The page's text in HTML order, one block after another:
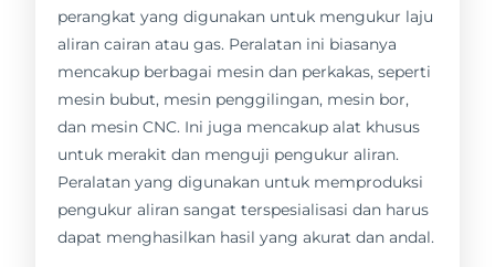
perangkat yang digunakan untuk mengukur laju
aliran cairan atau gas. Peralatan ini biasanya
mencakup berbagai mesin dan perkakas, seperti
mesin bubut, mesin penggilingan, mesin bor,
dan mesin CNC. Ini juga mencakup alat khusus
untuk merakit dan menguji pengukur aliran.
Peralatan yang digunakan untuk memproduksi
pengukur aliran sangat terspesialisasi dan harus
dapat menghasilkan hasil yang akurat dan andal.